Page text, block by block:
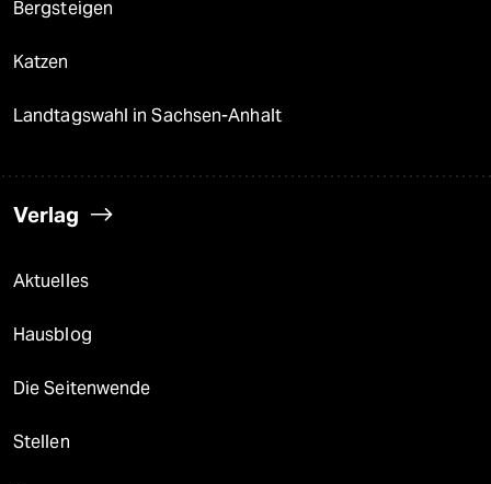
Bergsteigen
Katzen
Landtagswahl in Sachsen-Anhalt
Verlag
Aktuelles
Hausblog
Die Seitenwende
Stellen